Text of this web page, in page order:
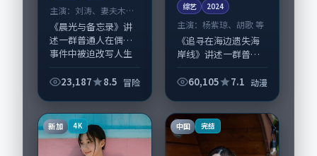
主演： 刘涛、妻夫木聪
等
《晨光与备忘录》讲
述一群普通人在偶然
事件中被迫改写人生
型元素服务于人物刻
涛、妻夫木聪的情感...
23,187 8.5 冒险
综艺 2024
主演：杨紫琼、胡歌 等
《追寻在海边遗失海
岸线》讲述一群普通
改写人生轨迹的故
头。导演洪尚秀擅长
留白叙事，杨紫琼、
胡...
60,105 7.1 动漫
新加 4K 中国 完结